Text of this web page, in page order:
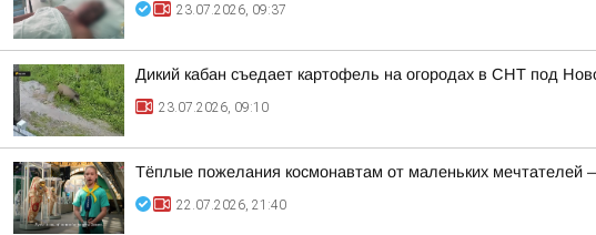
23.07.2026, 09:37
Дикий кабан съедает картофель на огородах в СНТ под
23.07.2026, 09:10
Тёплые пожелания космонавтам от маленьких
22.07.2026, 21:40